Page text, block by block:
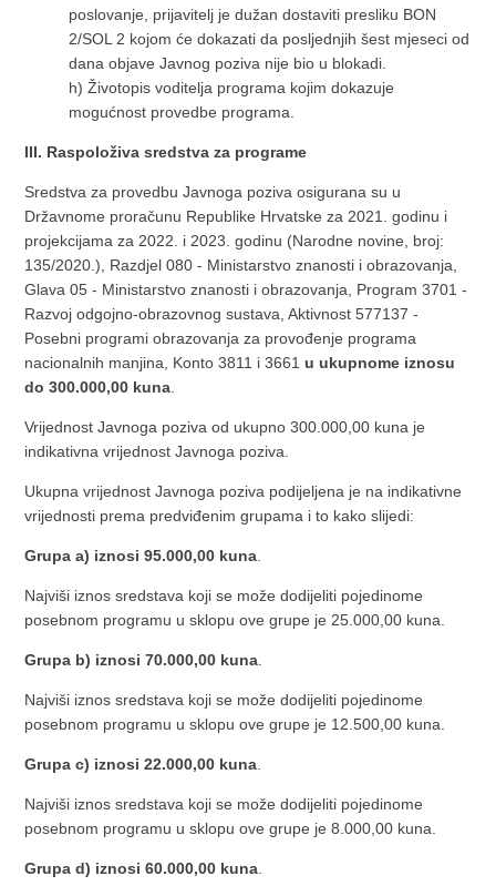
poslovanje, prijavitelj je dužan dostaviti presliku BON
2/SOL 2 kojom će dokazati da posljednjih šest mjeseci od
dana objave Javnog poziva nije bio u blokadi.
h) Životopis voditelja programa kojim dokazuje
mogućnost provedbe programa.
III. Raspoloživa sredstva za programe
Sredstva za provedbu Javnoga poziva osigurana su u
Državnome proračunu Republike Hrvatske za 2021. godinu i
projekcijama za 2022. i 2023. godinu (Narodne novine, broj:
135/2020.), Razdjel 080 - Ministarstvo znanosti i obrazovanja,
Glava 05 - Ministarstvo znanosti i obrazovanja, Program 3701 -
Razvoj odgojno-obrazovnog sustava, Aktivnost 577137 -
Posebni programi obrazovanja za provođenje programa
nacionalnih manjina, Konto 3811 i 3661u ukupnome iznosu
do 300.000,00 kuna
Vrijednost Javnoga poziva od ukupno 300.000,00 kuna je
indikativna vrijednost Javnoga poziva.
Ukupna vrijednost Javnoga poziva podijeljena je na indikativne
vrijednosti prema predviđenim grupama i to kako slijedi:
Grupa a) iznosi 95.000,00 kuna
Najviši iznos sredstava koji se može dodijeliti pojedinome
posebnom programu u sklopu ove grupe je 25.000,00 kuna.
Grupa b) iznosi 70.000,00 kuna
Najviši iznos sredstava koji se može dodijeliti pojedinome
posebnom programu u sklopu ove grupe je 12.500,00 kuna.
Grupa c) iznosi 22.000,00 kuna
Najviši iznos sredstava koji se može dodijeliti pojedinome
posebnom programu u sklopu ove grupe je 8.000,00 kuna.
Grupa d) iznosi 60.000,00 kuna